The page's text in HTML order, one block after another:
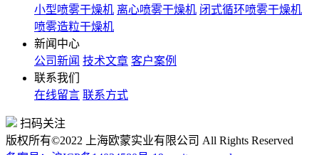
小型喷雾干燥机 离心喷雾干燥机 闭式循环喷雾干燥机
喷雾造粒干燥机
新闻中心
公司新闻 技术文章 客户案例
联系我们
在线留言 联系方式
扫码关注
版权所有©2022 上海欧蒙实业有限公司 All Rights Reserved